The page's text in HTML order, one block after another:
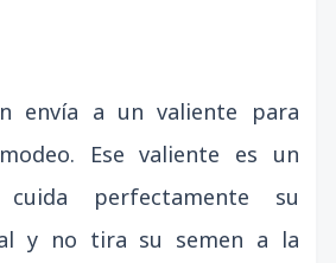
envía a un valiente para
Ese valiente es un
perfectamente su
y no tira su semen a la